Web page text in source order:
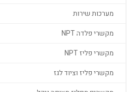
מערכות שירות
מקשרי פלדה NPT
מקשרי פליז NPT
מקשרי פליז וציוד לגז